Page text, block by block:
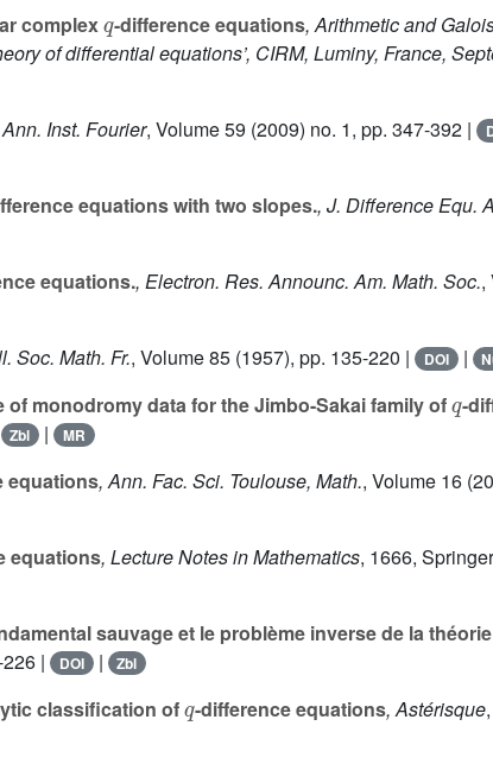
complex -difference equations, Arithmetic and
of differential equations’, CIRM, Luminy, France,
Inst. Fourier, Volume 59 (2009) no. 1, pp. 347-392 |
equations with two slopes., J. Difference Equ.
equations., Electron. Res. Announc. Am. Math. Soc.,
Soc. Math. Fr., Volume 85 (1957), pp. 135-220 | DOI |
of monodromy data for the Jimbo-Sakai family of -
Zbl | MR
equations, Ann. Fac. Sci. Toulouse, Math., Volume 16
equations, Lecture Notes in Mathematics, 1666,
sauvage et le problème inverse de la
| DOI | Zbl
classification of -difference equations, Astérisque